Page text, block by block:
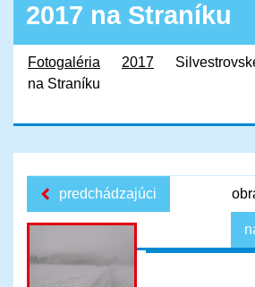
2017 na Straníku
Fotogaléria 2017
na Straníku
predchádzajúci